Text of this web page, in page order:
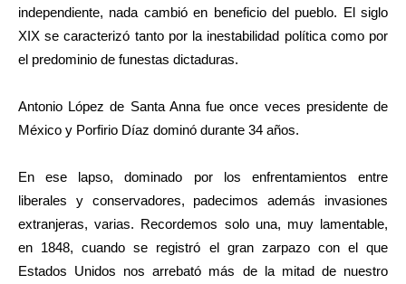
independiente, nada cambió en beneficio del pueblo. El siglo
XIX se caracterizó tanto por la inestabilidad política como por
el predominio de funestas dictaduras.
Antonio López de Santa Anna fue once veces presidente de
México y Porfirio Díaz dominó durante 34 años.
En ese lapso, dominado por los enfrentamientos entre
liberales y conservadores, padecimos además invasiones
extranjeras, varias. Recordemos solo una, muy lamentable,
en 1848, cuando se registró el gran zarpazo con el que
Estados Unidos nos arrebató más de la mitad de nuestro